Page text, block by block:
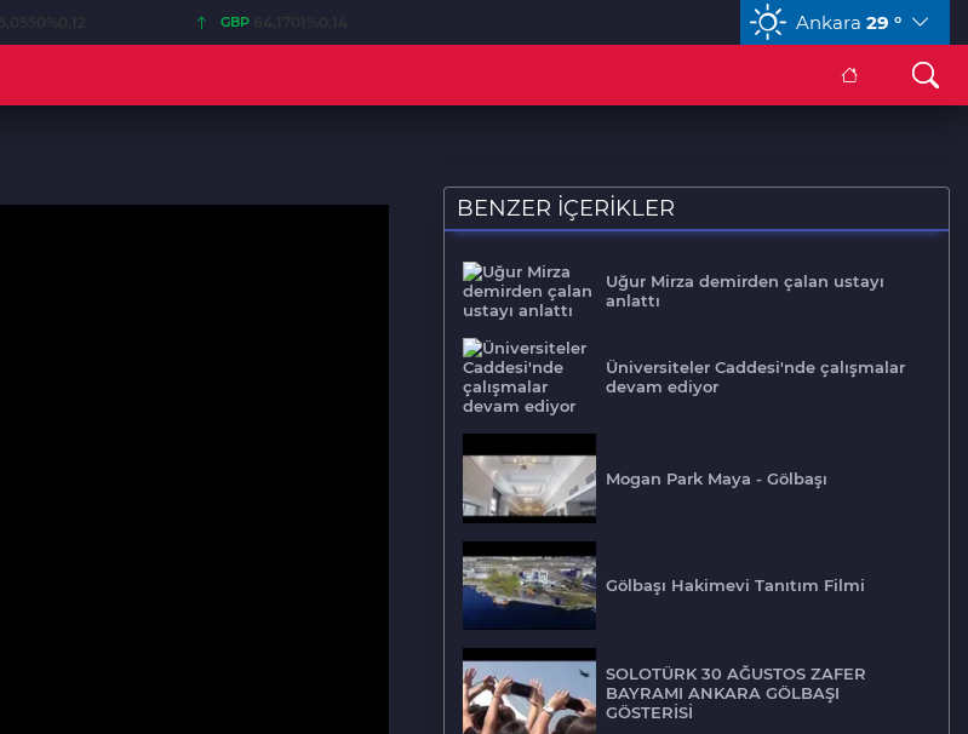
GBP CAD 33,9489%0,01
Ankara 29 °
BENZER İÇERİKLER
Uğur Mirza demirden çalan ustayı
anlattı
Üniversiteler Caddesi'nde çalışmalar
devam ediyor
Mogan Park Maya - Gölbaşı
Gölbaşı Hakimevi Tanıtım Filmi
SOLOTÜRK 30 AĞUSTOS ZAFER
BAYRAMI ANKARA GÖLBAŞI
GÖSTERİSİ